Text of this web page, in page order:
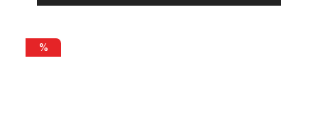
Fourche Springer double ressort Classic Cycle vintage Fat
%